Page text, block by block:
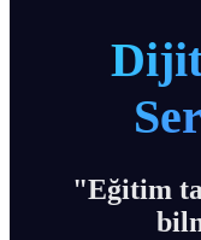
"Eğitim